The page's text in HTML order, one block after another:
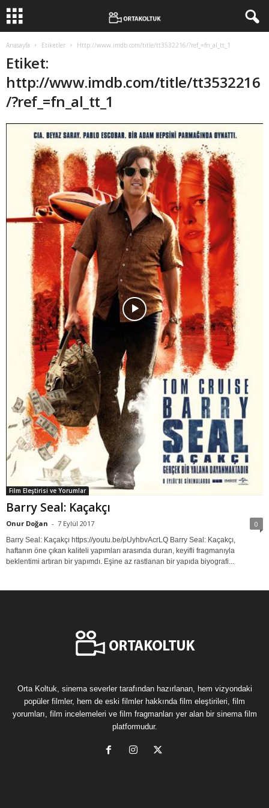
Anasayfa Etiketler Http://www.imdb.com/title/tt3532216/?ref_=fn_al_tt_1
Etiket:
http://www.imdb.com/title/tt3532216
/?ref_=fn_al_tt_1
Film Eleştirisi ve Yorumlar
Barry Seal: Kaçakçı
Onur Doğan - 7 Eylül 2017 0
Barry Seal: Kaçakçı https://youtu.be/pUyhbvAcrLQ Barry Seal: Kaçakçı,
haftanın öne çıkan kaliteli yapımları arasında duran, keyifli fragmanıyla
beklentimi artıran bir yapımdı. Eşine az rastlanan bir yapıda biyografi...
Orta Koltuk, sinema severler tarafından hazırlanan, hem vizyondaki
popüler filmler, hem de eski filmler hakkında film eleştirileri, film
yorumları, film incelemeleri ve film fragmanları yer alan bir sinema film
platformudur.